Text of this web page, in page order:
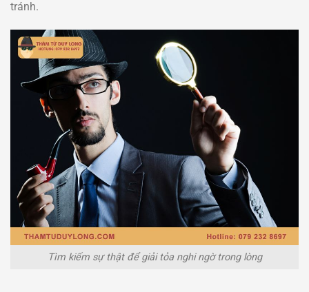
tránh.
Tìm kiếm sự thật để giải tỏa nghi ngờ trong lòng